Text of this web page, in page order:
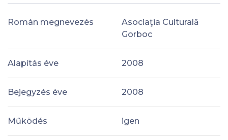
Román megnevezés
Asociaţia Culturală
Gorboc
Alapítás éve 2008
Bejegyzés éve 2008
Működés igen